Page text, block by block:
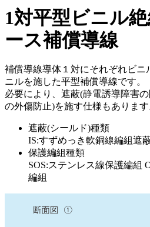
1対平型ビニル
ース補償導線
補償導線導体１対にそれぞれビ
ニルを施した平型補償導線です。
必要により、遮蔽(静電誘導障害
の外傷防止)を施す仕様もあります
遮蔽(シールド)種類
IS:すずめっき軟銅線編組遮
保護編組種類
SOS:ステンレス線保護編組
編組